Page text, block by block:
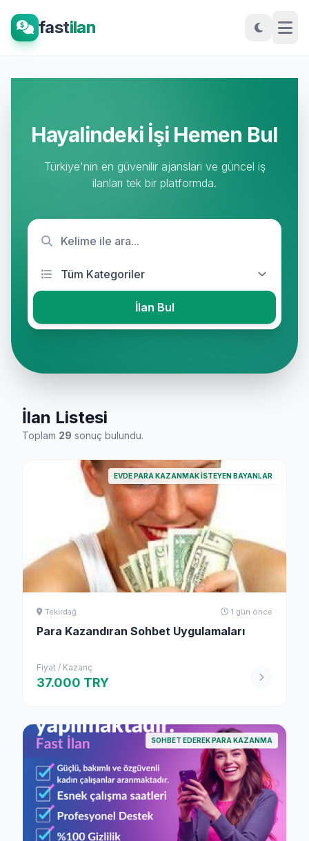
fastilan
Hayalindeki İşi Hemen Bul
Türkiye'nin en güvenilir ajansları ve güncel iş
ilanları tek bir platformda.
İlan Bul
İlan Listesi
Toplam 29 sonuç bulundu.
EVDE PARA KAZANMAK İSTEYEN BAYANLAR
Tekirdağ 1 gün önce
Para Kazandıran Sohbet Uygulamaları
Fiyat / Kazanç
37.000 TRY
SOHBET EDEREK PARA KAZANMA